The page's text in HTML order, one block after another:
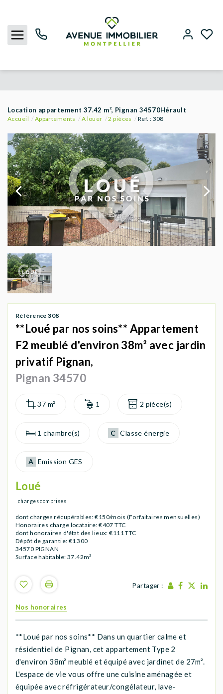
ACHETER
LOUER
BIENS VENDUS
ESTIMER
AGENCES
Location appartement 37.42 m², Pignan 34570Hérault
Accueil Appartements A louer 2 pièces Ref. : 308
Référence 308
**Loué par nos soins** Appartement
F2 meublé d'environ 38m² avec jardin
privatif Pignan,
Pignan 34570
1 2 pièce(s)
1 chambre(s)
37 m²
C Classe énergie
A Emission GES
Loué
charges comprises
dont charges récupérables: €150/mois (Forfaitaires mensuelles)
Honoraires charge locataire: €407 TTC
dont honoraires d'état des lieux: €111 TTC
Dépôt de garantie: €1 300
34570 PIGNAN
Surface habitable: 37.42m²
Partager :
Nos honoraires
**Loué par nos soins** Dans un quartier calme et
résidentiel de Pignan, cet appartement Type 2
d'environ 38m² meublé et équipé avec jardinet de 27m².
L'espace de vie vous offre une cuisine aménagée et
équipée avec réfrigérateur/congélateur, lave-